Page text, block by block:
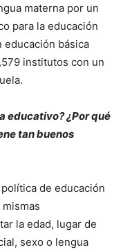
materna por un
para la educación
educación básica
institutos con un
educativo? ¿Por qué
tan buenos
de educación
la edad, lugar de
sexo o lengua